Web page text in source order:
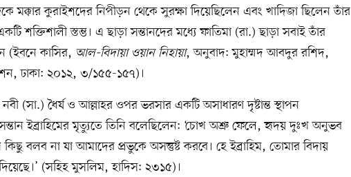
মক্কার কুরাইশদের নিপীড়ন থেকে সুরক্ষা দিয়েছিলেন এবং খাদিজা ছিলেন তাঁর
শক্তিশালী স্তম্ভ। এ ছাড়া সন্তানদের মধ্যে ফাতিমা (রা.) ছাড়া সবাই তাঁর
(ইবনে কাসির, আল-বিদায়া ওয়ান নিহায়া, অনুবাদ: মুহাম্মদ আবদুর রশিদ,
ঢাকা: ২০১২, ৩/১৫৫-১৫৭)।
(সা.) ধৈর্য ও আল্লাহর ওপর ভরসার একটি অসাধারণ দৃষ্টান্ত স্থাপন
ইব্রাহিমের মৃত্যুতে তিনি বলেছিলেন: ‘চোখ অশ্রু ফেলে, হৃদয় দুঃখ অনুভব
বলব না যা আমাদের প্রভুকে অসন্তুষ্ট করবে। হে ইব্রাহিম, তোমার বিদায়
(সহিহ মুসলিম, হাদিস: ২৩১৫)।